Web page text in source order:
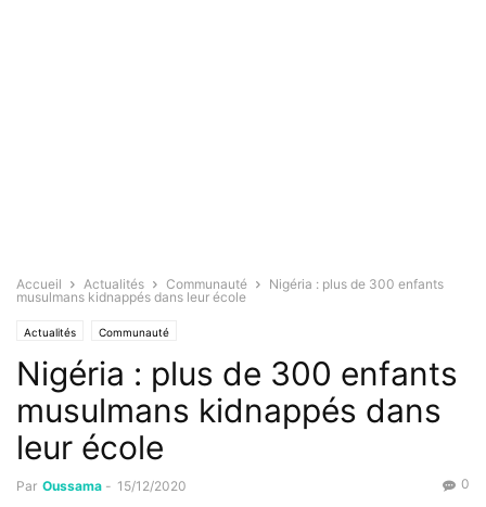
Accueil Actualités Communauté
Nigéria : plus de 300 enfants
musulmans kidnappés dans leur école
Actualités Communauté
Nigéria : plus de 300 enfants
musulmans kidnappés dans
leur école
Par Oussama - 15/12/2020 0